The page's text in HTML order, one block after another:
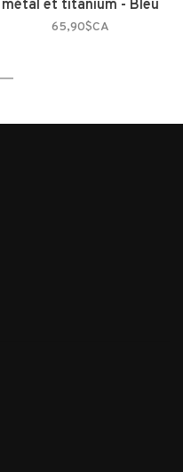
métal et titanium - Bleu
65,90$CA
2